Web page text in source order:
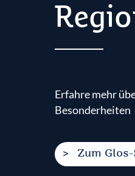
Erfahre mehr
Besonderheiten
Zum Glos-